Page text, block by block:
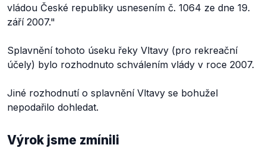
vládou České republiky usnesením č. 1064 ze dne 19.
září 2007."
Splavnění tohoto úseku řeky Vltavy (pro rekreační
účely) bylo rozhodnuto schválením vlády v roce 2007.
Jiné rozhodnutí o splavnění Vltavy se bohužel
nepodařilo dohledat.
Výrok jsme zmínili